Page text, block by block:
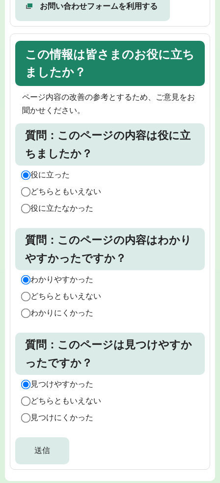
お問い合わせフォームを利用する
この情報は皆さまのお役に立ち
ましたか？
ページ内容の改善の参考とするため、ご意見をお
聞かせください。
質問：このページの内容は役に立
ちましたか？
役に立った
どちらともいえない
役に立たなかった
質問：このページの内容はわかり
やすかったですか？
わかりやすかった
どちらともいえない
わかりにくかった
質問：このページは見つけやすか
ったですか？
見つけやすかった
どちらともいえない
見つけにくかった